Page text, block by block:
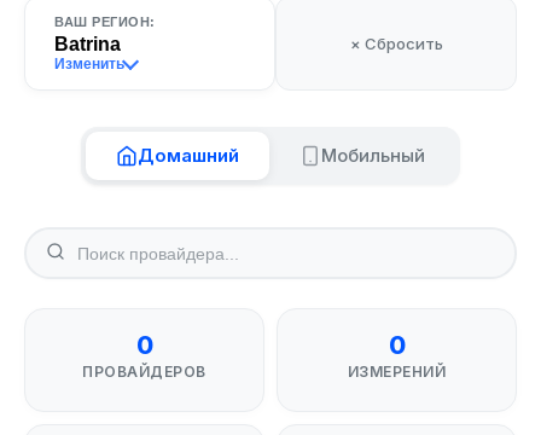
ВАШ РЕГИОН:
Batrina
Изменить
× Сбросить
Домашний Мобильный
0
ПРОВАЙДЕРОВ
0
ИЗМЕРЕНИЙ